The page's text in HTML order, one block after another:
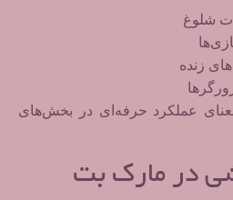
شلوغ
زنده
عملکرد حرفه‌ای در بخش‌های
در مارک بت